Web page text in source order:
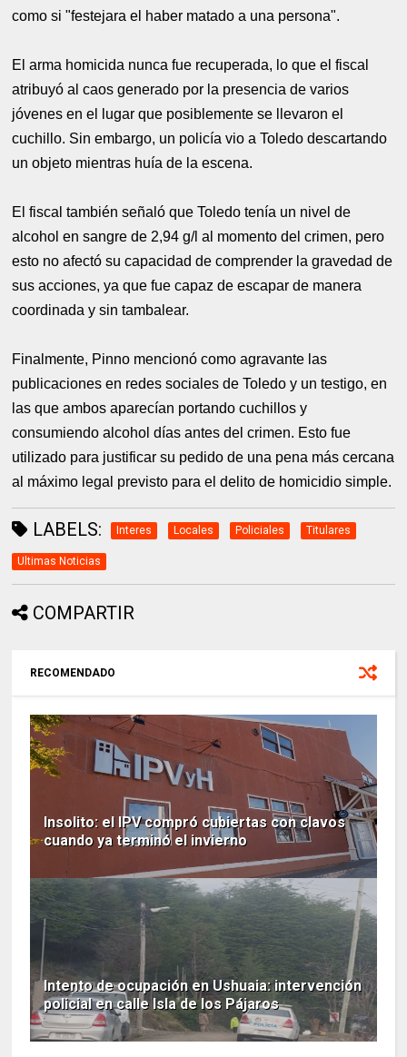
como si "festejara el haber matado a una persona".
El arma homicida nunca fue recuperada, lo que el fiscal
atribuyó al caos generado por la presencia de varios
jóvenes en el lugar que posiblemente se llevaron el
cuchillo. Sin embargo, un policía vio a Toledo descartando
un objeto mientras huía de la escena.
El fiscal también señaló que Toledo tenía un nivel de
alcohol en sangre de 2,94 g/l al momento del crimen, pero
esto no afectó su capacidad de comprender la gravedad de
sus acciones, ya que fue capaz de escapar de manera
coordinada y sin tambalear.
Finalmente, Pinno mencionó como agravante las
publicaciones en redes sociales de Toledo y un testigo, en
las que ambos aparecían portando cuchillos y
consumiendo alcohol días antes del crimen. Esto fue
utilizado para justificar su pedido de una pena más cercana
al máximo legal previsto para el delito de homicidio simple.
LABELS: Interes Locales Policiales Titulares
Ultimas Noticias
COMPARTIR
RECOMENDADO
Insolito: el IPV compró cubiertas con clavos
cuando ya terminó el invierno
Intento de ocupación en Ushuaia: intervención
policial en calle Isla de los Pájaros